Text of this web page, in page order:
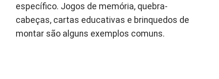
específico. Jogos de memória, quebra-
cabeças, cartas educativas e brinquedos de
montar são alguns exemplos comuns.